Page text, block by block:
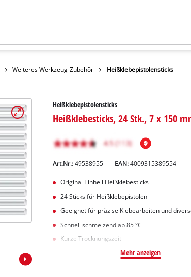
Weiteres Werkzeug-Zubehör Heißklebepistolensticks
Heißklebepistolensticks
Heißklebesticks, 24 Stk., 7 x 150
Art.Nr.:49538955 EAN:4009315389554
Original Einhell Heißklebesticks
24 Sticks für Heißklebepistolen
Geeignet für präzise Klebearbeiten und
Schnell schmelzend ab 85 °C
Kurze Trocknungszeit
Mehr anzeigen